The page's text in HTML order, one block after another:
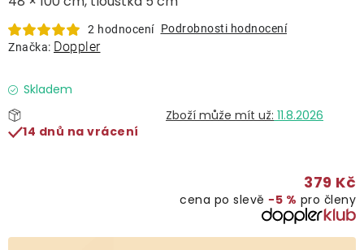
Doplňky
Deštníky
Gastro produkty
2 hodnocení Podrobnosti hodnocení
Značka: Doppler
Skladem
11.8.2026
14 dnů na vrácení
379 Kč
cena po slevě −5 % pro členy